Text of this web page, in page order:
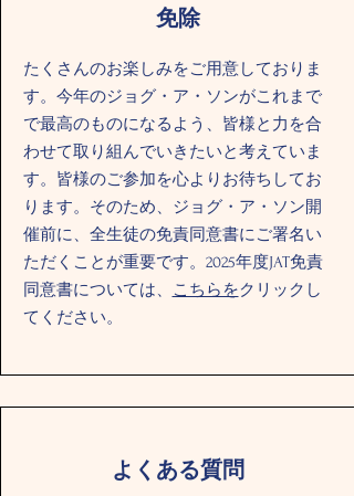
免除
たくさんのお楽しみをご用意しておりま
す。今年のジョグ・ア・ソンがこれまで
で最高のものになるよう、皆様と力を合
わせて取り組んでいきたいと考えていま
す。皆様のご参加を心よりお待ちしてお
ります。そのため、ジョグ・ア・ソン開
催前に、全生徒の免責同意書にご署名い
ただくことが重要です。2025年度JAT免責
同意書については、
こちらをクリックし
てください。
よくある質問